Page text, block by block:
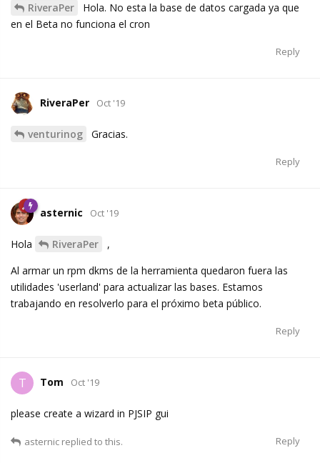
RiveraPer
Hola. No esta la base de datos cargada ya que
en el Beta no funciona el cron
Reply
RiveraPer Oct '19
venturinog Gracias.
Reply
asternic Oct '19
Hola RiveraPer
,
Al armar un rpm dkms de la herramienta quedaron fuera las
utilidades 'userland' para actualizar las bases. Estamos
trabajando en resolverlo para el próximo beta público.
Reply
T Tom Oct '19
please create a wizard in PJSIP gui
Reply
asternic replied to this.